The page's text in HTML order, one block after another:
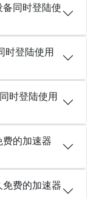
同时登陆使
时登陆使用
时登陆使用
的加速器
费的加速器